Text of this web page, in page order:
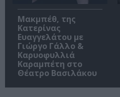
Μακμπέθ, της
Κατερίνας
Ευαγγελάτου με
Γιώργο Γάλλο &
Καρυοφυλλιά
Καραμπέτη στο
Θέατρο Βασιλάκου